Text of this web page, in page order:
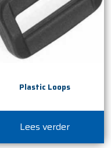
Plastic Loops
Lees verder